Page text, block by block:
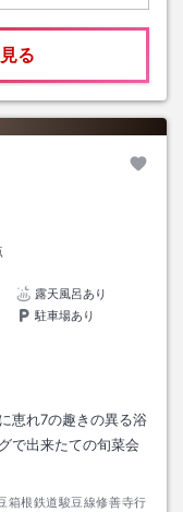
る
露天風呂あり
駐車場あり
恵れ7の趣きの異る浴
で出来たての旬菜会
箱根鉄道駿豆線修善寺行